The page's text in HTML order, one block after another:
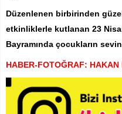
Düzenlenen birbirinden
etkinliklerle kutlanan 23
Bayramında çocukların
HABER-FOTOĞRAF: HAKAN